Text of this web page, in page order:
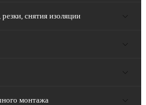
снятия изоляции
монтажа